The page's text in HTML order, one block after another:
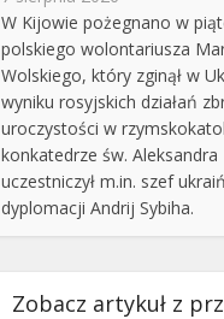
W Kijowie pożegnano w
polskiego wolontariusza
Wolskiego, który zginął w
wyniku rosyjskich działań
uroczystości w
konkatedrze św. Aleksandra
uczestniczył m.in. szef
dyplomacji Andrij Sybiha.
Zobacz artykuł z